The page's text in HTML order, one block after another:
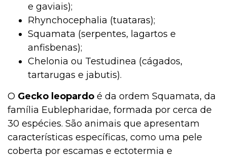
e gaviais);
Rhynchocephalia (tuataras);
Squamata (serpentes, lagartos e
anfisbenas);
Chelonia ou Testudinea (cágados,
tartarugas e jabutis).
O Gecko leopardo é da ordem Squamata, da
família Eublepharidae, formada por cerca de
30 espécies. São animais que apresentam
características específicas, como uma pele
coberta por escamas e ectotermia e